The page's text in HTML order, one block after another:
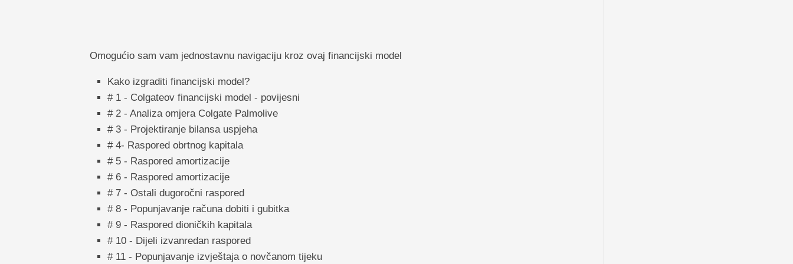
Omogućio sam vam jednostavnu navigaciju kroz ovaj financijski model
Kako izgraditi financijski model?
# 1 - Colgateov financijski model - povijesni
# 2 - Analiza omjera Colgate Palmolive
# 3 - Projektiranje bilansa uspjeha
# 4- Raspored obrtnog kapitala
# 5 - Raspored amortizacije
# 6 - Raspored amortizacije
# 7 - Ostali dugoročni raspored
# 8 - Popunjavanje računa dobiti i gubitka
# 9 - Raspored dioničkih kapitala
# 10 - Dijeli izvanredan raspored
# 11 - Popunjavanje izvještaja o novčanom tijeku